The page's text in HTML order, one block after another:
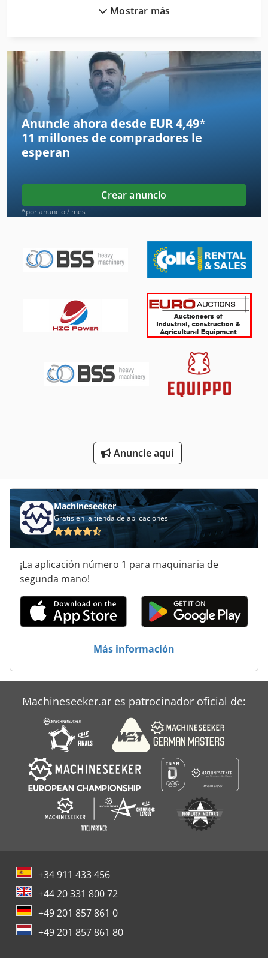
Anuncie aquí
Fresadora De Bancada
Fresadora De Banco
Fresadora De Borde
Fresadora De Consola
Fresadora De La Línea De Bosque
Fresadora De Madera
Fresadora De Mano
Fresadora De Metal
Fresadora De Ranuras
Fresadora De Torreta
Fresadora Para Aluminio
Mostrar más
Anuncie ahora desde EUR 4,49*
11 millones de compradores le
esperan
Crear anuncio
*por anuncio / mes
Machineseeker
Gratis en la tienda de aplicaciones
¡La aplicación número 1 para maquinaria de
segunda mano!
Más información
Machineseeker.ar es patrocinador oficial de:
+34 911 433 456
+44 20 331 800 72
+49 201 857 861 0
+49 201 857 861 80